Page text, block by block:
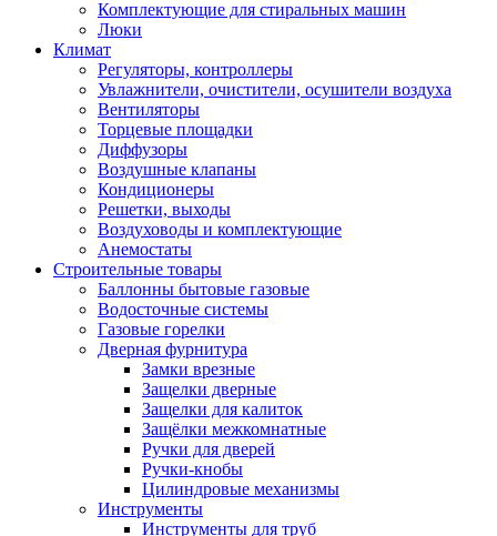
Комплектующие для стиральных машин
Люки
Климат
Регуляторы, контроллеры
Увлажнители, очистители, осушители воздуха
Вентиляторы
Торцевые площадки
Диффузоры
Воздушные клапаны
Кондиционеры
Решетки, выходы
Воздуховоды и комплектующие
Анемостаты
Строительные товары
Баллонны бытовые газовые
Водосточные системы
Газовые горелки
Дверная фурнитура
Замки врезные
Защелки дверные
Защелки для калиток
Защёлки межкомнатные
Ручки для дверей
Ручки-кнобы
Цилиндровые механизмы
Инструменты
Инструменты для труб